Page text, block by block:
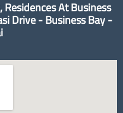
At Business
Drive - Business Bay -